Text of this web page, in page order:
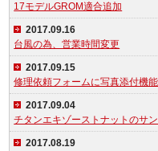
17モデルGROM適合追加
2017.09.16
台風の為、営業時間変更
2017.09.15
修理依頼フォームに写真添付機能
2017.09.04
チタンエキゾーストナットのサ
2017.08.19